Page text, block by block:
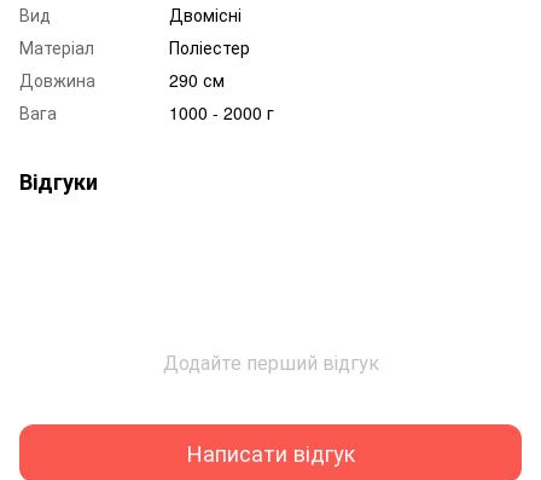
Вид
Двомісні
Матеріал
Поліестер
Довжина
290 см
Вага
1000 - 2000 г
Відгуки
Додайте перший відгук
Написати відгук